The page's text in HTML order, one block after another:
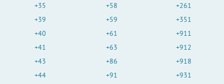
+35
+39
+40
+41
+43
+44
+58
+59
+61
+63
+86
+91
+261
+351
+911
+912
+918
+931